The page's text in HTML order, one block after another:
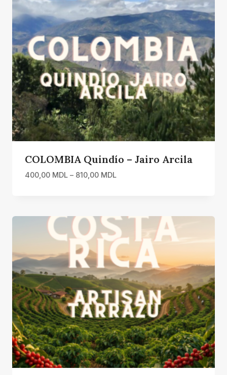
la
730,00 MDL
COLOMBIA Quindío – Jairo Arcila
400,00 MDL – 810,00 MDLInterval
până
la
810,00 MDL